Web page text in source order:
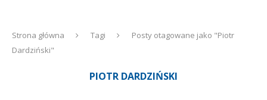
Strona główna Tagi
Posty otagowane jako "Piotr
Dardziński"
PIOTR DARDZIŃSKI